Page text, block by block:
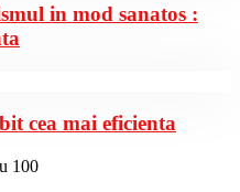
in mod sanatos :
cea mai eficienta
100